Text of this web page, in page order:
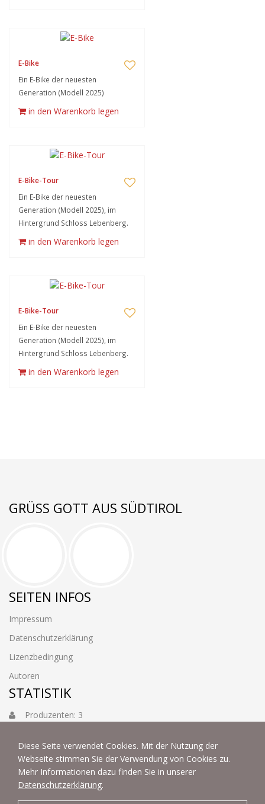
Diese Seite verwendet Cookies. Mit der Nutzung der
Webseite stimmen Sie der Verwendung von Cookies zu.
Mehr Informationen dazu finden Sie in unserer
Datenschutzerklärung.
E-Bike
Ein E-Bike der neuesten
Generation (Modell 2025)
in den Warenkorb legen
E-Bike-Tour
Ein E-Bike der neuesten
Generation (Modell 2025), im
Hintergrund Schloss Lebenberg.
in den Warenkorb legen
E-Bike-Tour
Ein E-Bike der neuesten
Generation (Modell 2025), im
Hintergrund Schloss Lebenberg.
in den Warenkorb legen
GRÜSS GOTT AUS SÜDTIROL
SEITEN INFOS
Impressum
Datenschutzerklärung
Lizenzbedingung
Autoren
STATISTIK
Produzenten: 3